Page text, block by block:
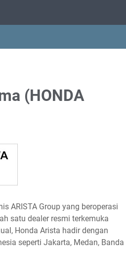
(HONDA
ARISTA Group yang beroperasi
satu dealer resmi terkemuka
Honda Arista hadir dengan
seperti Jakarta, Medan, Banda